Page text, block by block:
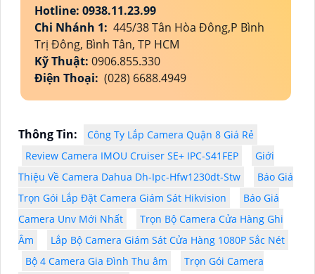
Hotline: 0938.11.23.99
Chi Nhánh 1: 445/38 Tân Hòa Đông,P Bình
Trị Đông, Bình Tân, TP HCM
Kỹ Thuật: 0906.855.330
Điện Thoại: (028) 6688.4949
Thông Tin:
Công Ty Lắp Camera Quận 8 Giá Rẻ
Review Camera IMOU Cruiser SE+ IPC-S41FEP
Giới
Thiệu Về Camera Dahua Dh-Ipc-Hfw1230dt-Stw
Báo Giá
Trọn Gói Lắp Đặt Camera Giám Sát Hikvision
Báo Giá
Camera Unv Mới Nhất
Trọn Bộ Camera Cửa Hàng Ghi
Âm
Lắp Bộ Camera Giám Sát Cửa Hàng 1080P Sắc Nét
Bộ 4 Camera Gia Đình Thu âm
Trọn Gói Camera